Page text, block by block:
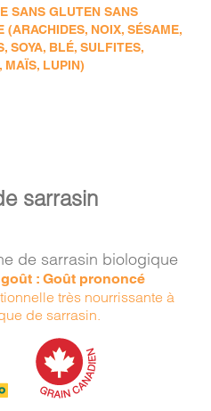
SANS GLUTEN SANS
(ARACHIDES, NOIX, SÉSAME,
SOYA, BLÉ, SULFITES,
MAÏS, LUPIN)
sarrasin
de sarrasin biologique
: Goût prononcé
très nourrissante à
de sarrasin.